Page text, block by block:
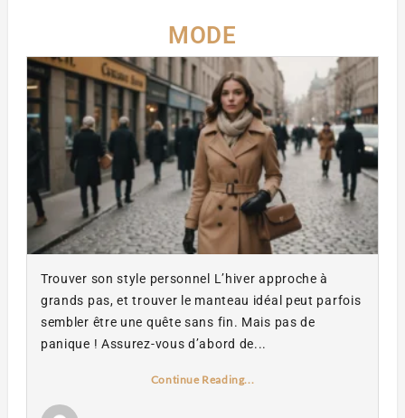
MODE
Trouver son style personnel L’hiver approche à
grands pas, et trouver le manteau idéal peut parfois
sembler être une quête sans fin. Mais pas de
panique ! Assurez-vous d’abord de...
Continue Reading...